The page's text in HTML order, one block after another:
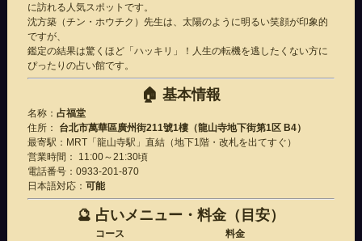
に訪れる人気スポットです。
沈方築（チン・ホウチク）先生は、太陽のように明るい笑顔が印象的
ですが、
鑑定の結果は驚くほど「ハッキリ」！人生の転機を逃したくない方に
ぴったりの占い館です。
🏠 基本情報
名称： 占福堂
住所：
台北市萬華區廣州街211號1樓（龍山寺地下街第1区 B4）
最寄駅：MRT「龍山寺駅」直結（地下1階・改札を出てすぐ）
営業時間： 11:00～21:30頃
電話番号：0933-201-870
日本語対応： 可能
🔮 占いメニュー・料金（目安）
コース
料金